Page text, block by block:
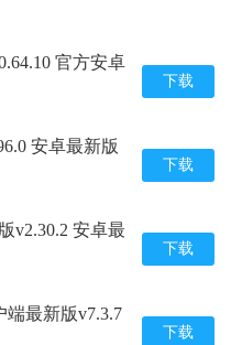
官方安卓
下载
安卓最新版
下载
v2.30.2 安卓最
下载
最新版v7.3.7
下载